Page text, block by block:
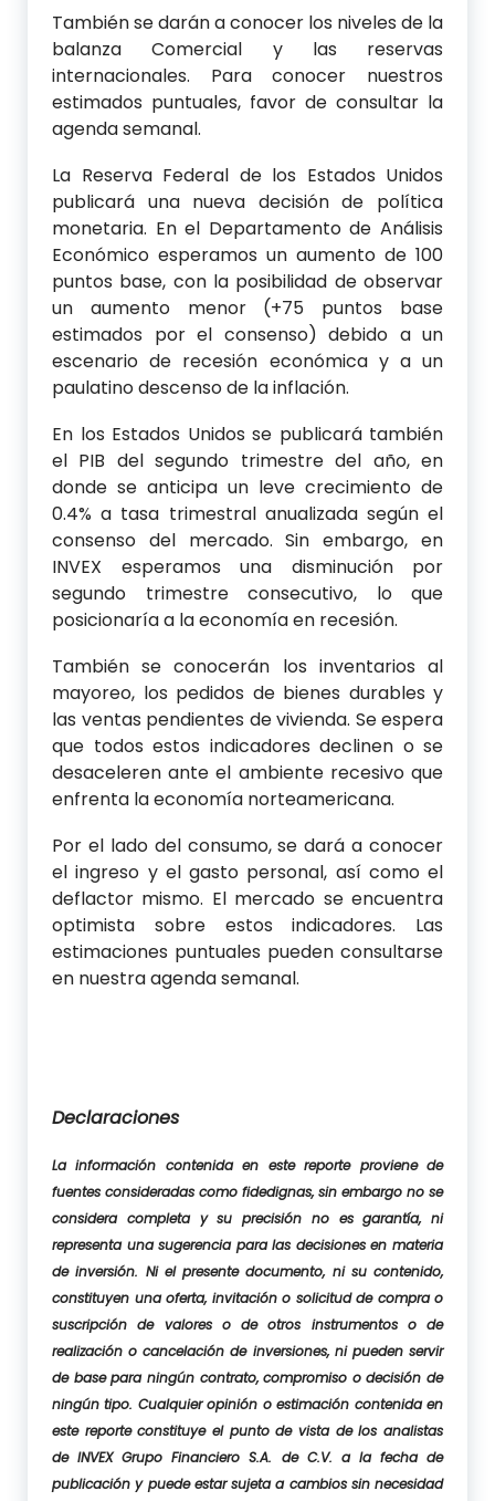
También se darán a conocer los niveles de la
balanza Comercial y las reservas
internacionales. Para conocer nuestros
estimados puntuales, favor de consultar la
agenda semanal.
La Reserva Federal de los Estados Unidos
publicará una nueva decisión de política
monetaria. En el Departamento de Análisis
Económico esperamos un aumento de 100
puntos base, con la posibilidad de observar
un aumento menor (+75 puntos base
estimados por el consenso) debido a un
escenario de recesión económica y a un
paulatino descenso de la inflación.
En los Estados Unidos se publicará también
el PIB del segundo trimestre del año, en
donde se anticipa un leve crecimiento de
0.4% a tasa trimestral anualizada según el
consenso del mercado. Sin embargo, en
INVEX esperamos una disminución por
segundo trimestre consecutivo, lo que
posicionaría a la economía en recesión.
También se conocerán los inventarios al
mayoreo, los pedidos de bienes durables y
las ventas pendientes de vivienda. Se espera
que todos estos indicadores declinen o se
desaceleren ante el ambiente recesivo que
enfrenta la economía norteamericana.
Por el lado del consumo, se dará a conocer
el ingreso y el gasto personal, así como el
deflactor mismo. El mercado se encuentra
optimista sobre estos indicadores. Las
estimaciones puntuales pueden consultarse
en nuestra agenda semanal.
Declaraciones
La información contenida en este reporte proviene de
fuentes consideradas como fidedignas, sin embargo no se
considera completa y su precisión no es garantía, ni
representa una sugerencia para las decisiones en materia
de inversión. Ni el presente documento, ni su contenido,
constituyen una oferta, invitación o solicitud de compra o
suscripción de valores o de otros instrumentos o de
realización o cancelación de inversiones, ni pueden servir
de base para ningún contrato, compromiso o decisión de
ningún tipo. Cualquier opinión o estimación contenida en
este reporte constituye el punto de vista de los analistas
de INVEX Grupo Financiero S.A. de C.V. a la fecha de
publicación y puede estar sujeta a cambios sin necesidad